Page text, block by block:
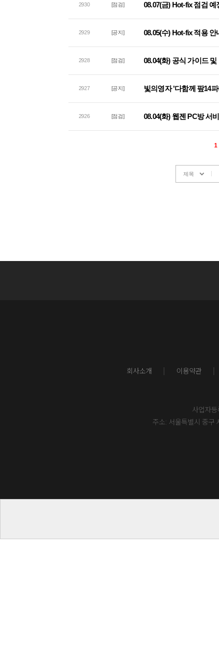
2930 [점검] 08.07(금) Hot-fix 점검 예
2929 [공지] 08.05(수) Hot-fix 적용 안
2928 [점검] 08.04(화) 공식 가이드
2927 [공지] 빛의영자 '다함께 팦14
2926 [점검] 08.04(화) 웹젠 PC방 서
1
회사소개 이용약관
사업자
주소: 서울특별시 중구